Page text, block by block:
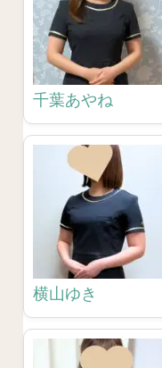
千葉あやね
横山ゆき